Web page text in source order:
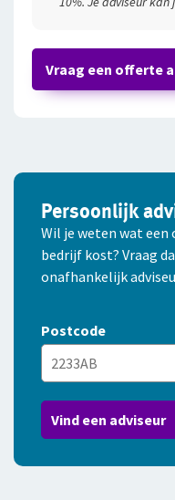
Totale kosten per
Totale kosten per
Vraag een offerte
Persoonlijk
Wil je weten wat
bedrijf kost? Vraag
onafhankelijk
Postcode
Vind een adviseur